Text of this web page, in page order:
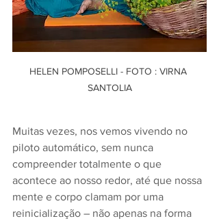
HELEN POMPOSELLI - FOTO : VIRNA
SANTOLIA
Muitas vezes, nos vemos vivendo no
piloto automático, sem nunca
compreender totalmente o que
acontece ao nosso redor, até que nossa
mente e corpo clamam por uma
reinicialização – não apenas na forma